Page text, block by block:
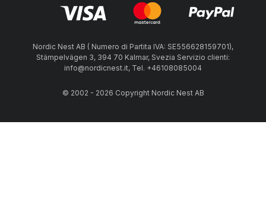
Nordic Nest AB ( Numero di Partita IVA: SE556628159701),
Stämpelvägen 3, 394 70 Kalmar, Svezia Servizio clienti:
info@nordicnest.it, Tel. +46108085004
© 2002 - 2026 Copyright Nordic Nest AB